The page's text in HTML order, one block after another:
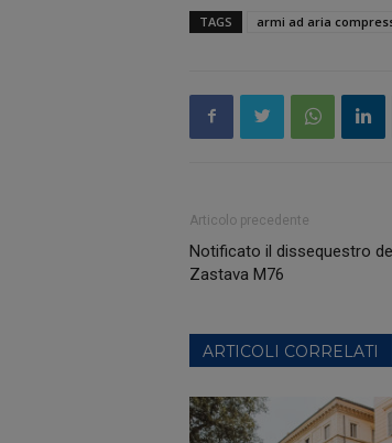
TAGS armi ad aria
Articolo precedente
Notificato il dissequestro
Zastava M76
ARTICOLI CORRELATI